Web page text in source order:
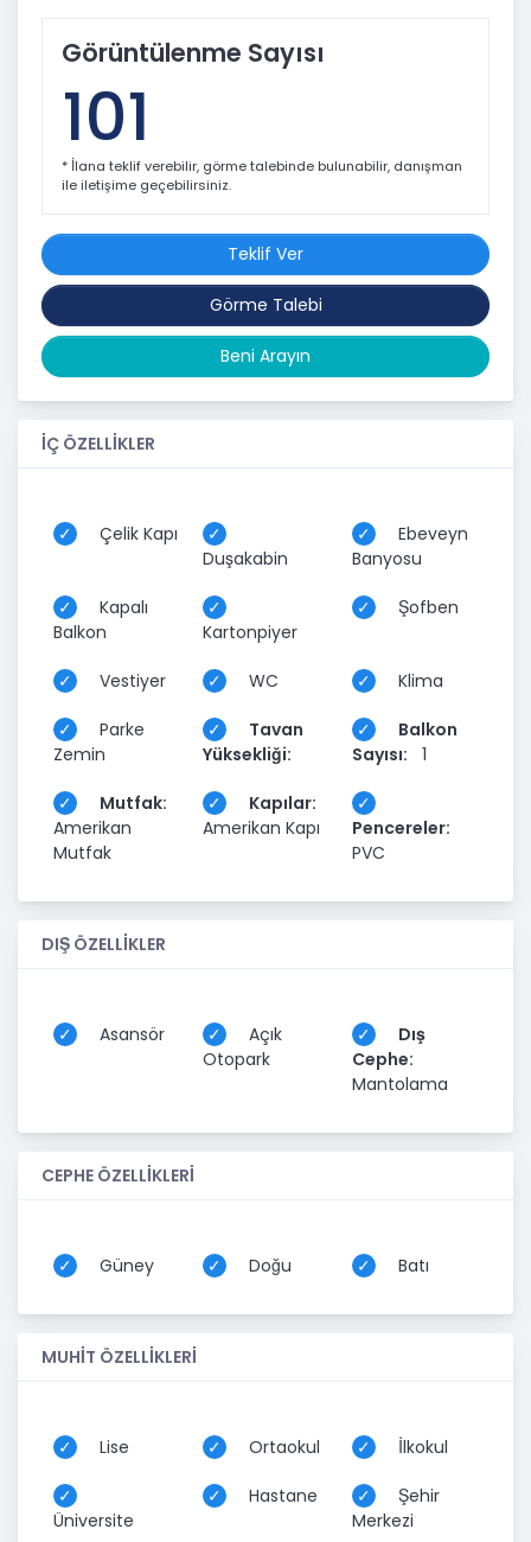
Görüntülenme Sayısı
101
* İlana teklif verebilir, görme talebinde bulunabilir, danışman
ile iletişime geçebilirsiniz.
Teklif Ver
Görme Talebi
Beni Arayın
İÇ ÖZELLİKLER
Çelik Kapı
Duşakabin
Ebeveyn
Banyosu
Kapalı
Balkon
Kartonpiyer
Şofben
Vestiyer WC Klima
Parke
Zemin
Tavan
Yüksekliği:
Balkon
Sayısı:
1
Mutfak:
Amerikan
Mutfak
Kapılar:
Amerikan Kapı
Pencereler:
PVC
DIŞ ÖZELLİKLER
Asansör
Açık
Otopark
Dış
Cephe:
Mantolama
CEPHE ÖZELLİKLERİ
Güney Doğu Batı
MUHİT ÖZELLİKLERİ
Lise Ortaokul İlkokul
Üniversite
Hastane
Şehir
Merkezi